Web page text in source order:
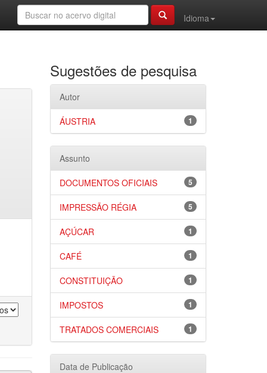
Idioma
Sugestões de pesquisa
Autor
1
ÁUSTRIA
Assunto
5
DOCUMENTOS OFICIAIS
5
IMPRESSÃO RÉGIA
1
AÇÚCAR
1
CAFÉ
1
CONSTITUIÇÃO
1
IMPOSTOS
1
TRATADOS COMERCIAIS
Data de Publicação